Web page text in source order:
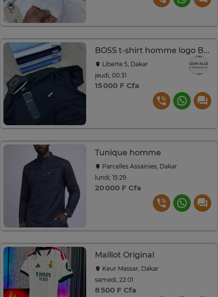
BOSS t-shirt homme logo Boss
Liberte 5, Dakar
jeudi, 00:31
15 000 F Cfa
Tunique homme
Parcelles Assainies, Dakar
lundi, 15:29
20 000 F Cfa
Maillot Original
Keur Massar, Dakar
samedi, 22:01
8 500 F Cfa